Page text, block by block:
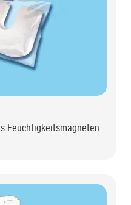
Feuchtigkeitsmagneten